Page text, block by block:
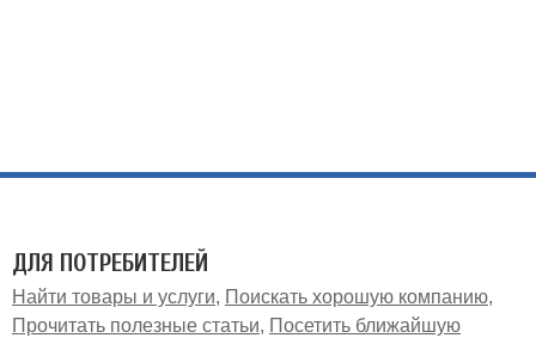
ДЛЯ ПОТРЕБИТЕЛЕЙ
Найти товары и услуги
Поискать хорошую компанию
Прочитать полезные статьи
Посетить ближайшую